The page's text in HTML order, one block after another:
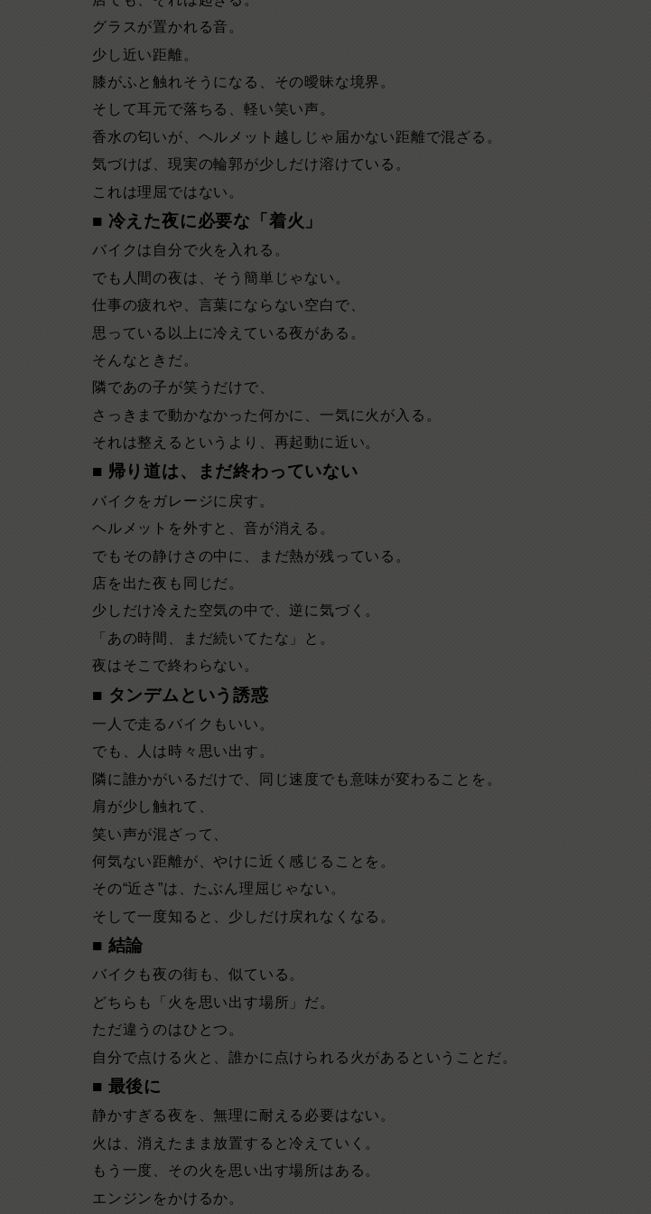
グラスが置かれる音。
少し近い距離。
膝がふと触れそうになる、その曖昧な境界。
そして耳元で落ちる、軽い笑い声。
香水の匂いが、ヘルメット越しじゃ届かない距離で混ざる。
気づけば、現実の輪郭が少しだけ溶けている。
これは理屈ではない。
■ 冷えた夜に必要な「着火」
バイクは自分で火を入れる。
でも人間の夜は、そう簡単じゃない。
仕事の疲れや、言葉にならない空白で、
思っている以上に冷えている夜がある。
そんなときだ。
隣であの子が笑うだけで、
さっきまで動かなかった何かに、一気に火が入る。
それは整えるというより、再起動に近い。
■ 帰り道は、まだ終わっていない
バイクをガレージに戻す。
ヘルメットを外すと、音が消える。
でもその静けさの中に、まだ熱が残っている。
店を出た夜も同じだ。
少しだけ冷えた空気の中で、逆に気づく。
「あの時間、まだ続いてたな」と。
夜はそこで終わらない。
■ タンデムという誘惑
一人で走るバイクもいい。
でも、人は時々思い出す。
隣に誰かがいるだけで、同じ速度でも意味が変わることを。
肩が少し触れて、
笑い声が混ざって、
何気ない距離が、やけに近く感じることを。
その“近さ”は、たぶん理屈じゃない。
そして一度知ると、少しだけ戻れなくなる。
■ 結論
バイクも夜の街も、似ている。
どちらも「火を思い出す場所」だ。
ただ違うのはひとつ。
自分で点ける火と、誰かに点けられる火があるということだ。
■ 最後に
静かすぎる夜を、無理に耐える必要はない。
火は、消えたまま放置すると冷えていく。
もう一度、その火を思い出す場所はある。
エンジンをかけるか。